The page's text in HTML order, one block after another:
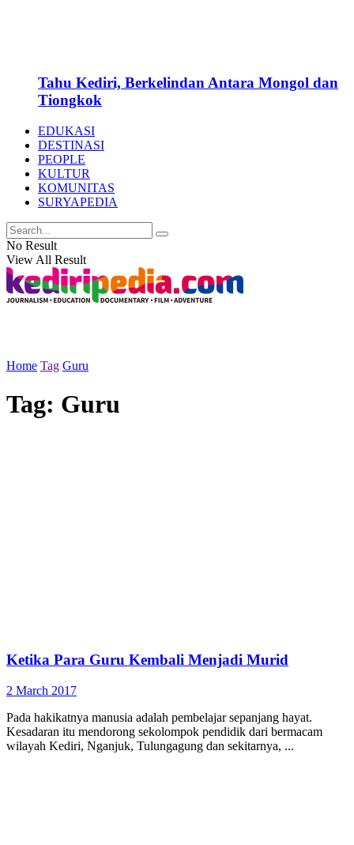
Tahu Kediri, Berkelindan Antara Mongol dan
Tiongkok
EDUKASI
DESTINASI
PEOPLE
KULTUR
KOMUNITAS
SURYAPEDIA
No Result
View All Result
Home Tag Guru
Tag: Guru
Ketika Para Guru Kembali Menjadi Murid
2 March 2017
Pada hakikatnya manusia adalah pembelajar sepanjang hayat.
Kesadaran itu mendorong sekolompok pendidik dari bermacam
wilayah Kediri, Nganjuk, Tulungagung dan sekitarnya, ...